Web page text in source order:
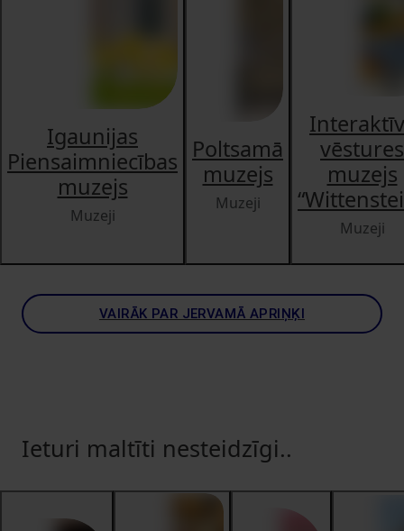
Igaunijas
Piensaimniecības
muzejs
Muzeji
Poltsamā
muzejs
Muzeji
vēstures
muzejs
Muzeji
VAIRĀK PAR JERVAMĀ APRIŅĶI
Ieturi maltīti nesteidzīgi..